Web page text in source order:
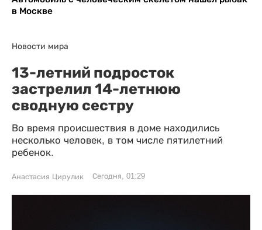
в Москве
Новости мира
13-летний подросток
застрелил 14-летнюю
сводную сестру
Во время происшествия в доме находились
несколько человек, в том числе пятилетний
ребенок.
Анастасия Цирулик Сегодня, 01:29